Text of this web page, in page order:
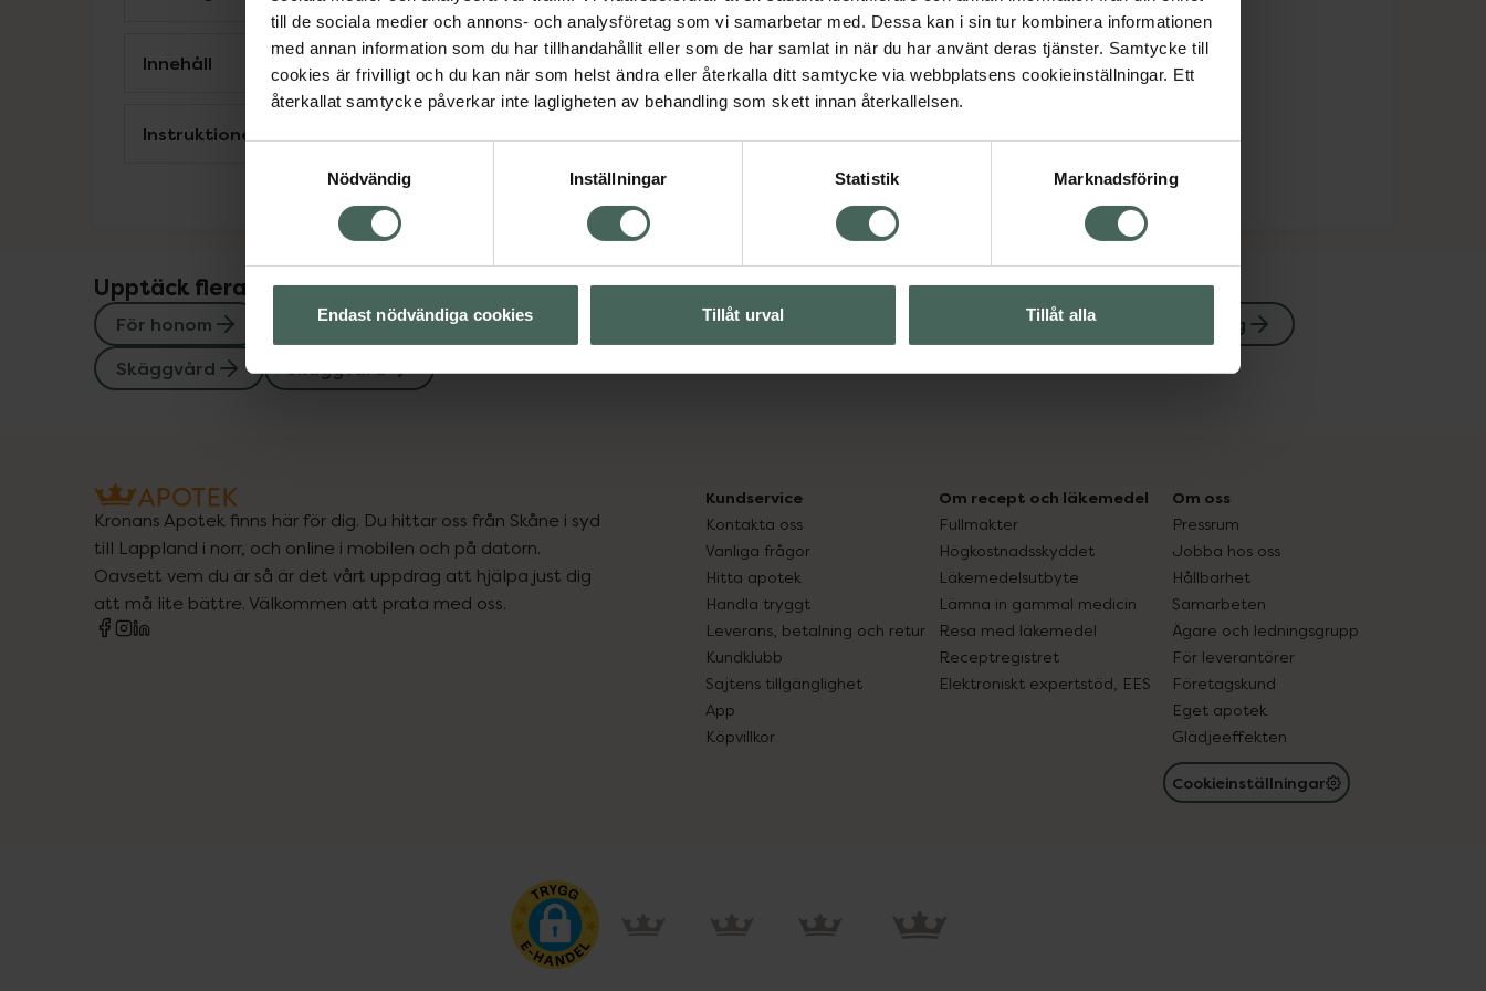
till de sociala medier och annons- och analysföretag som vi samarbetar med. Dessa kan i sin tur kombinera informationen
med annan information som du har tillhandahållit eller som de har samlat in när du har använt deras tjänster. Samtycke till
cookies är frivilligt och du kan när som helst ändra eller återkalla ditt samtycke via webbplatsens cookieinställningar. Ett
återkallat samtycke påverkar inte lagligheten av behandling som skett innan återkallelsen.
Nödvändig
Inställningar Statistik Marknadsföring
Endast nödvändiga cookies Tillåt urval Tillåt alla
Aktuella erbjudanden
Innehåll Visa
Instruktioner
Upptäck flera produkter inom
För honom Hudvård Hudvård för män Hudvård för män
Rakning och hårborttagning
Skäggvård
Skäggvård
Kronans Apotek finns här för dig. Du hittar oss från Skåne i syd
till Lappland i norr, och online i mobilen och på datorn.
Oavsett vem du är så är det vårt uppdrag att hjälpa just dig
att må lite bättre. Välkommen att prata med oss.
Kundservice
Kontakta oss
Vanliga frågor
Hitta apotek
Handla tryggt
Leverans, betalning och retur
Kundklubb
Sajtens tillgänglighet
App
Köpvillkor
Om recept och läkemedel
Fullmakter
Högkostnadsskyddet
Läkemedelsutbyte
Lämna in gammal medicin
Resa med läkemedel
Receptregistret
Elektroniskt expertstöd, EES
Om oss
Pressrum
Jobba hos oss
Hållbarhet
Samarbeten
Ägare och ledningsgrupp
För leverantörer
Företagskund
Eget apotek
Glädjeeffekten
Cookieinställningar